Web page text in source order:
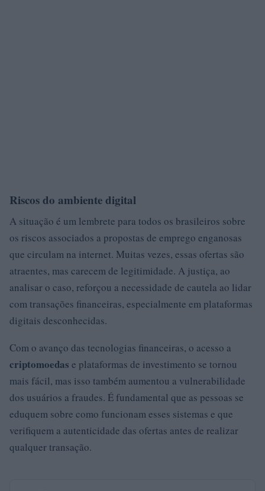
Riscos do ambiente digital
A situação é um lembrete para todos os brasileiros sobre
os riscos associados a propostas de emprego enganosas
que circulam na internet. Muitas vezes, essas ofertas são
atraentes, mas carecem de legitimidade. A justiça, ao
analisar o caso, reforçou a necessidade de cautela ao lidar
com transações financeiras, especialmente em plataformas
digitais desconhecidas.
Com o avanço das tecnologias financeiras, o acesso a
criptomoedas e plataformas de investimento se tornou
mais fácil, mas isso também aumentou a vulnerabilidade
dos usuários a fraudes. É fundamental que as pessoas se
eduquem sobre como funcionam esses sistemas e que
verifiquem a autenticidade das ofertas antes de realizar
qualquer transação.